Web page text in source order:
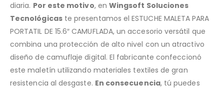
diaria. Por este motivo, en Wingsoft Soluciones
Tecnológicaste presentamos el ESTUCHE MALETA PARA
PORTATIL DE 15.6″ CAMUFLADA, un accesorio versátil que
combina una protección de alto nivel con un atractivo
diseño de camuflaje digital. El fabricante confeccionó
este maletín utilizando materiales textiles de gran
resistencia al desgaste. En consecuencia, tú puedes